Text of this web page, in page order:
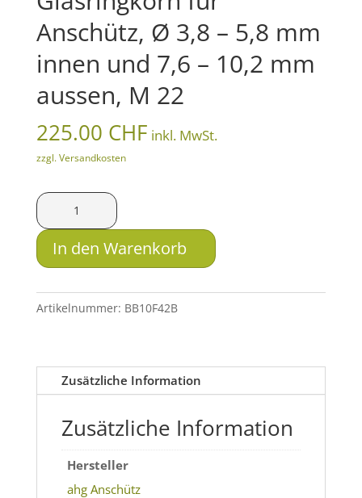
Anschütz, Ø 3,8 – 5,8 mm
innen und 7,6 – 10,2 mm
aussen, M 22
225.00 CHF inkl. MwSt.
zzgl. Versandkosten
ahg
Anschütz
Duo-
Iris-
für
In den Warenkorb
Artikelnummer: BB10F42B
Zusätzliche Information
Zusätzliche Information
Hersteller
ahg Anschütz